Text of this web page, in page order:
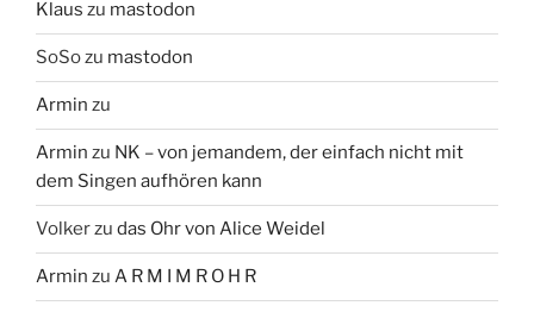
Klaus zu mastodon
SoSozu mastodon
Armin zu
Armin zu NK – von jemandem, der einfach nicht mit
dem Singen aufhören kann
Volkerzu das Ohr von Alice Weidel
Armin zu A R M I M R O H R